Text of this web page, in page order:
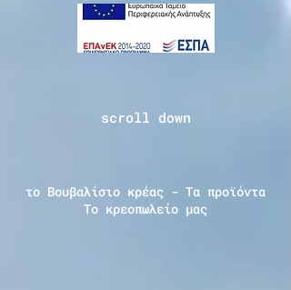
scroll down
το Βουβαλίσιο κρέας - Τα προϊόντα
Το κρεοπωλείο μας